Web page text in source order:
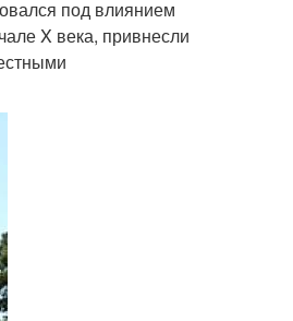
под влиянием
X века, привнесли